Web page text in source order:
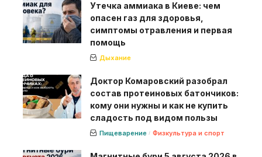
Утечка аммиака в Киеве: чем
опасен газ для здоровья,
симптомы отравления и первая
помощь
Дыхание
Доктор Комаровский разобрал
состав протеиновых батончиков:
кому они нужны и как не купить
сладость под видом пользы
Пищеварение Физкультура и спорт